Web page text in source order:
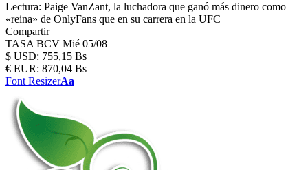
Lectura: Paige VanZant, la luchadora que ganó más dinero como
«reina» de OnlyFans que en su carrera en la UFC
Compartir
TASA BCV Mié 05/08
$ USD: 755,15 Bs
€ EUR: 870,04 Bs
Font ResizerAa